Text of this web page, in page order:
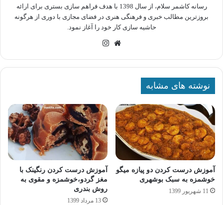
رسانه کاشمر سلام، از سال 1398 با هدف فراهم سازی بستری برای ارائه
بروزترین مطالب خبری و فرهنگی هنری در فضای مجازی با دوری از هرگونه
حاشیه سازی کار خود را آغاز نمود.
وبسایت
نوشته های مشابه
آموزش درست کردن دو پیازه میگو
خوشمزه به سبک بوشهری
11 شهریور 1399
آموزش درست کردن رنگینک با
مغز گردو،خوشمزه و مقوی به
روش بندری
13 مرداد 1399